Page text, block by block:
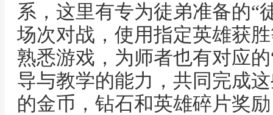
系，这里有专为徒弟准备的“
场次对战，使用指定英雄获
熟悉游戏，为师者也有对应
导与教学的能力，共同完成
的金币，钻石和英雄碎片奖